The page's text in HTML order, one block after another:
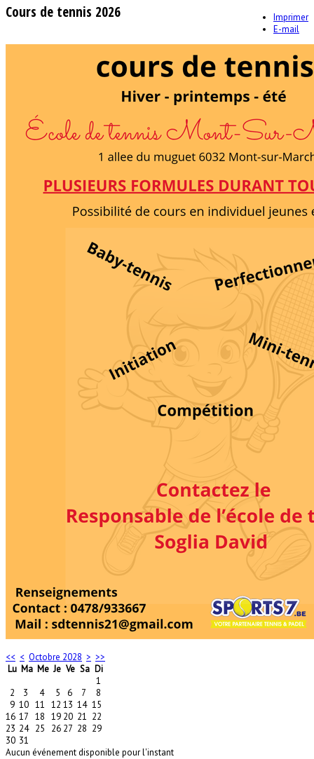
Imprimer
E-mail
Cours de tennis 2026
<< < Octobre 2028 > >>
Lu Ma Me Je Ve Sa Di
1
2
3 4 5 6 7
8
9 10 11 12 13 14 15
16 17 18 19 20 21 22
23 24 25 26 27 28 29
30 31
Aucun événement disponible pour l'instant